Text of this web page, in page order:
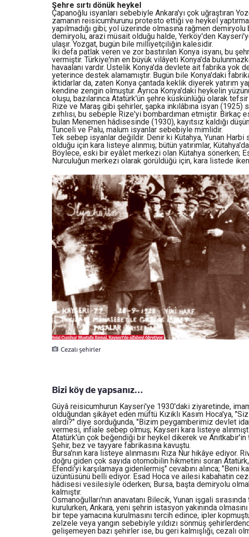
Şehre sırtı dönük heykel
Çapanoğlu isyanları sebebiyle Ankara'yı çok uğraştıran
zamanın reisicumhurunu protesto ettiği ve heykel
yapılmadığı gibi; yol üzerinde olmasına rağmen
demiryolu, arazi müsait olduğu halde, Yerköy'den
ulaşır. Yozgat, bugün bile milliyetçiliğin kalesidir.
İki defa patlak veren ve zor bastırılan Konya isyanı, bu
vermiştir. Türkiye'nin en büyük vilâyeti Konya'da
havaalanı vardır. Üstelik Konya'da devlete ait fabrika yok
yeterince destek alamamıştır. Bugün bile Konya'daki
iktidarlar da, zaten Konya çantada keklik diyerek yatırım
kendine zengin olmuştur. Ayrıca Konya'daki heykelin
oluşu, bazılarınca Atatürk'ün şehre küskünlüğü olarak
Rize ve Maraş gibi şehirler, şapka inkılâbına isyan
zırhlısı, bu sebeple Rize'yi bombardıman etmiştir. Birkaç
bulan Menemen hâdisesinde (1930), kayıtsız kaldığı
Tunceli ve Palu, malum isyanlar sebebiyle mimlidir.
Tek sebep isyanlar değildir. Denir ki Kütahya, Yunan Harbi
olduğu için kara listeye alınmış; bütün yatırımlar,
Böylece, eski bir eyâlet merkezi olan Kütahya sönerken;
Nurculuğun merkezi olarak görüldüğü için, kara listede
Cezalı şehirler
Bizi köy de yapsanız...
Güyâ reisicumhurun Kayseri'ye 1930'daki ziyaretinde,
olduğundan şikâyet eden müftü Kızıklı Kasım Hoca'ya,
alırdı?" diye sorduğunda, "Bizim peygamberimiz devlet
vermesi, infiale sebep olmuş; Kayseri kara listeye
Atatürk'ün çok beğendiği bir heykel dikerek ve Anıtkabir'in
Şehir, bez ve tayyare fabrikasına kavuştu.
Bursa'nın kara listeye alınmasını Rıza Nur hikâye
doğru giden çok sayıda otomobilin hikmetini soran
Efendi'yi karşılamaya gidenlermiş" cevabını alınca; "Beni
üzüntüsünü belli ediyor. Esad Hoca ve ailesi kabahatin
hâdisesi vesilesiyle öderken; Bursa, başta demiryolu
kalmıştır.
Osmanoğulları'nın anavatanı Bilecik, Yunan işgali
kurulurken, Ankara, yeni şehrin istasyon yakınında
bir tepe yamacına kurulmasını tercih edince, ipler
zelzele veya yangın sebebiyle yıldızı sönmüş
gelişemeyen bazı şehirler ise, bu geri kalmışlığı, cezalı